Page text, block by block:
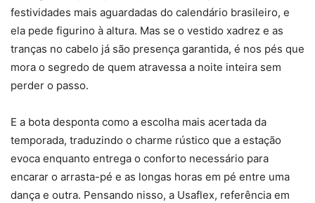
festividades mais aguardadas do calendário brasileiro, e
ela pede figurino à altura. Mas se o vestido xadrez e as
tranças no cabelo já são presença garantida, é nos pés que
mora o segredo de quem atravessa a noite inteira sem
perder o passo.
E a bota desponta como a escolha mais acertada da
temporada, traduzindo o charme rústico que a estação
evoca enquanto entrega o conforto necessário para
encarar o arrasta-pé e as longas horas em pé entre uma
dança e outra. Pensando nisso, a Usaflex, referência em